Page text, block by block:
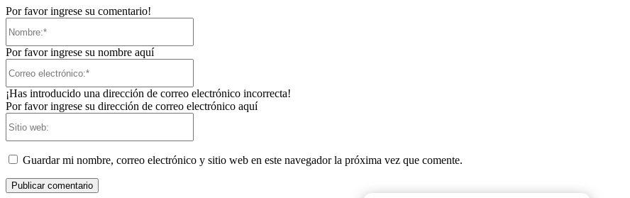
Por favor ingrese su comentario!
Por favor ingrese su nombre aquí
¡Has introducido una dirección de correo electrónico incorrecta!
Por favor ingrese su dirección de correo electrónico aquí
Guardar mi nombre, correo electrónico y sitio web en este navegador la próxima vez que comente.